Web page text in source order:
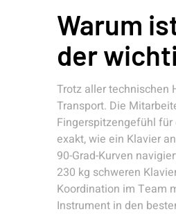
Warum
der
Trotz aller technischen
Transport. Die
Fingerspitzengefühl
exakt, wie ein Klavier
90-Grad-Kurven
230 kg schweren
Koordination im Team
Instrument in den